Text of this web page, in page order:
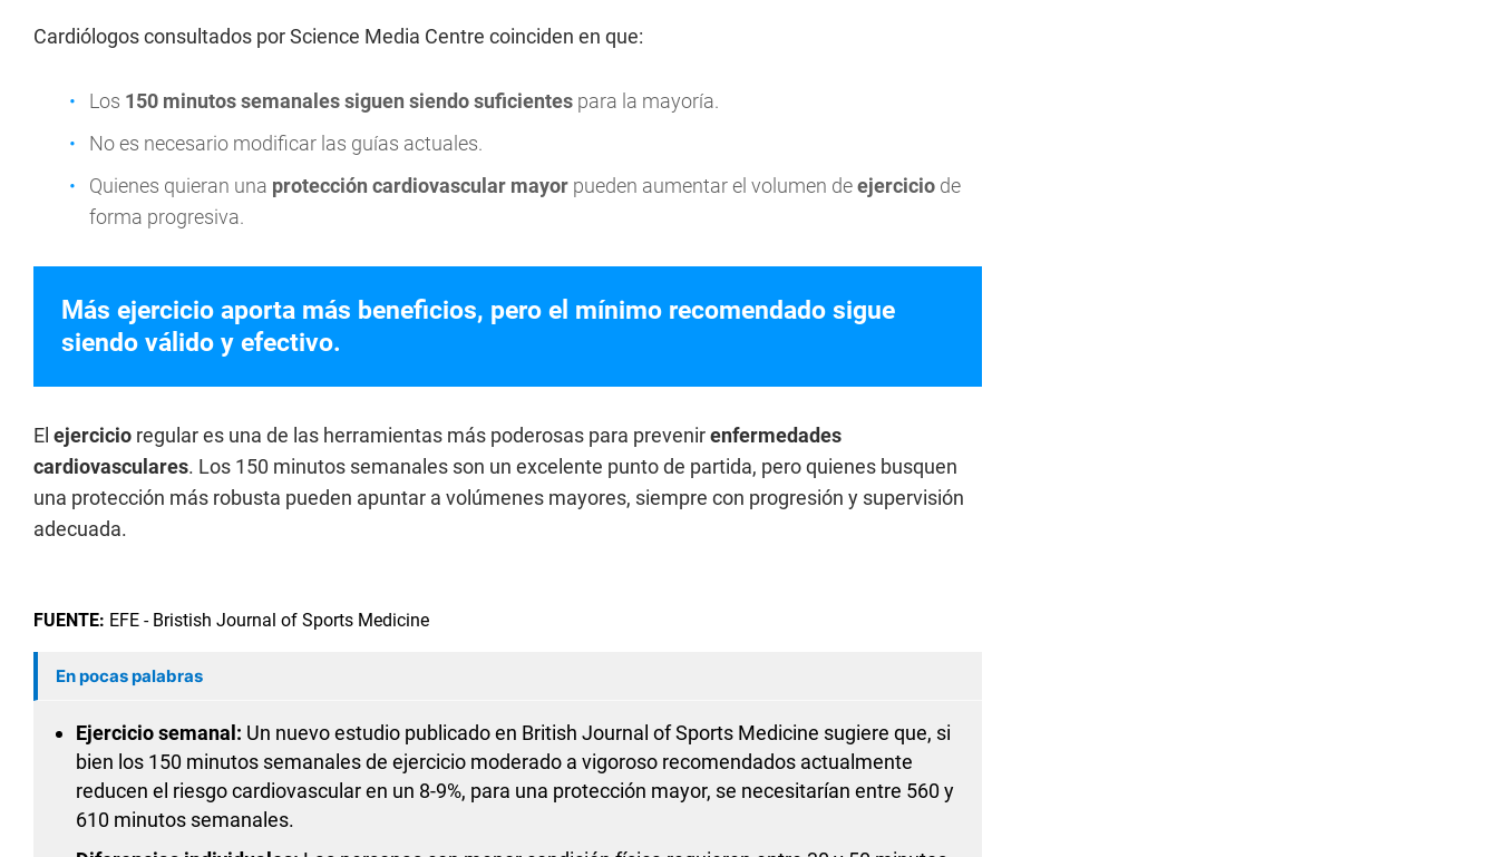
Cardiólogos consultados por Science Media Centre coinciden en que:
Los 150 minutos semanales siguen siendo suficientes para la mayoría.
No es necesario modificar las guías actuales.
Quienes quieran una protección cardiovascular mayor pueden aumentar el volumen deejercicio de
forma progresiva.
Más ejercicio aporta más beneficios, pero el mínimo recomendado sigue
siendo válido y efectivo.
El ejercicio regular es una de las herramientas más poderosas para prevenirenfermedades
cardiovasculares. Los 150 minutos semanales son un excelente punto de partida, pero quienes busquen
una protección más robusta pueden apuntar a volúmenes mayores, siempre con progresión y supervisión
adecuada.
FUENTE: EFE - Bristish Journal of Sports Medicine
En pocas palabras
Ejercicio semanal: Un nuevo estudio publicado en British Journal of Sports Medicine sugiere que, si
bien los 150 minutos semanales de ejercicio moderado a vigoroso recomendados actualmente
reducen el riesgo cardiovascular en un 8-9%, para una protección mayor, se necesitarían entre 560 y
610 minutos semanales.